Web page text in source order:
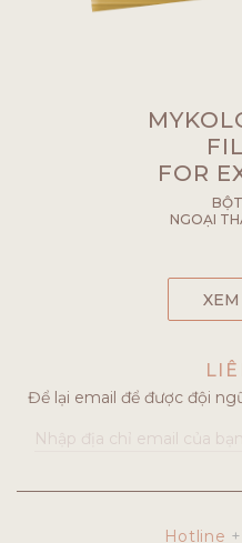
FOR
NGOẠI
Để lại email để được đội
Hotline